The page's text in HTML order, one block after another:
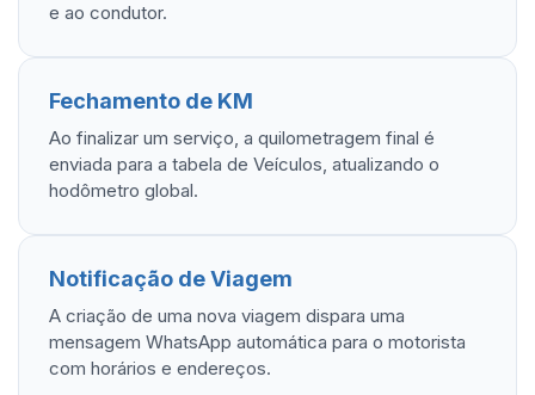
e ao condutor.
Fechamento de KM
Ao finalizar um serviço, a quilometragem final é
enviada para a tabela de Veículos, atualizando o
hodômetro global.
Notificação de Viagem
A criação de uma nova viagem dispara uma
mensagem WhatsApp automática para o motorista
com horários e endereços.